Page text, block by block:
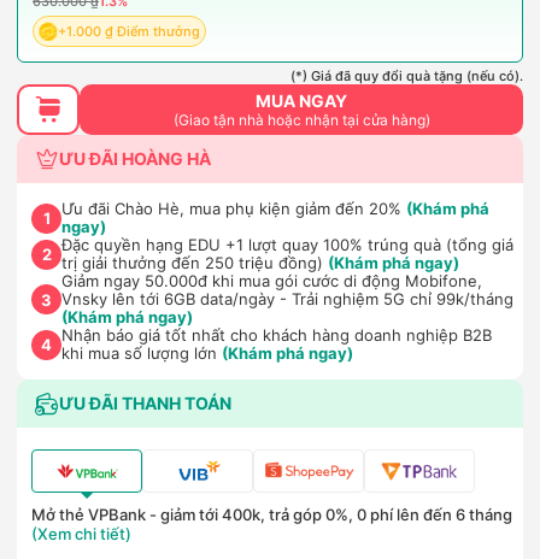
+1.000 ₫ Điểm thưởng
(*) Giá đã quy đổi quà tặng (nếu có).
MUA NGAY
(Giao tận nhà hoặc nhận tại cửa hàng)
ƯU ĐÃI HOÀNG HÀ
1 Ưu đãi Chào Hè, mua phụ kiện giảm đến 20% (Khám phá
ngay)
2 Đặc quyền hạng EDU +1 lượt quay 100% trúng quà (tổng giá
trị giải thưởng đến 250 triệu đồng) (Khám phá ngay)
3
Giảm ngay 50.000đ khi mua gói cước di động Mobifone,
Vnsky lên tới 6GB data/ngày - Trải nghiệm 5G chỉ 99k/tháng
(Khám phá ngay)
4 Nhận báo giá tốt nhất cho khách hàng doanh nghiệp B2B
khi mua số lượng lớn (Khám phá ngay)
ƯU ĐÃI THANH TOÁN
Mở thẻ VPBank - giảm tới 400k, trả góp 0%, 0 phí lên đến 6 tháng
(Xem chi tiết)